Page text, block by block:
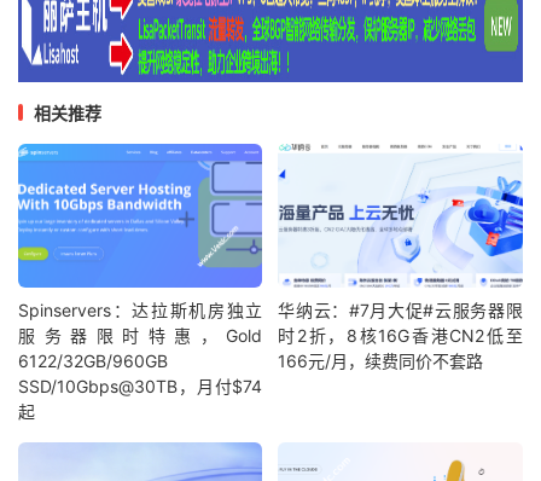
相关推荐
Spinservers：达拉斯机房独立
服务器限时特惠，Gold
6122/32GB/960GB
SSD/10Gbps@30TB，月付$74
起
华纳云：#7月大促#云服务器限
时2折，8核16G香港CN2低至
166元/月，续费同价不套路